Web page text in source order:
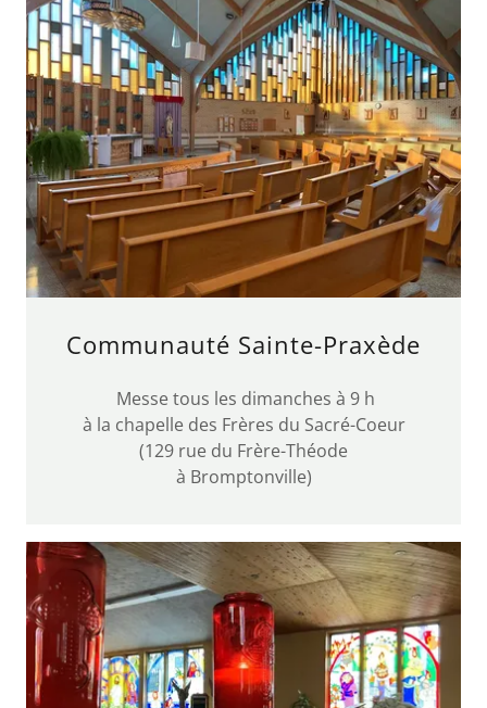
Communauté Sainte-Praxède
Messe tous les dimanches à 9 h
à la chapelle des Frères du Sacré-Coeur
(129 rue du Frère-Théode
à Bromptonville)